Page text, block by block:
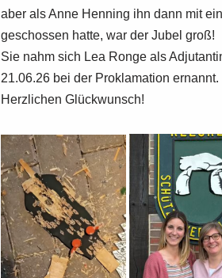
aber als Anne Henning ihn dann mit
geschossen hatte, war der Jubel groß!
Sie nahm sich Lea Ronge als
21.06.26 bei der Proklamation ernannt.
Herzlichen Glückwunsch!